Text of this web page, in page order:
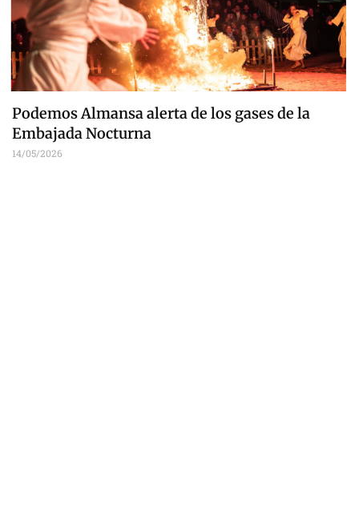
Podemos Almansa alerta de los gases de la
Embajada Nocturna
14/05/2026